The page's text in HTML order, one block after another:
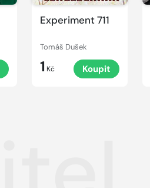
Experiment 711
Tomáš Dušek
1 Kč Koupit